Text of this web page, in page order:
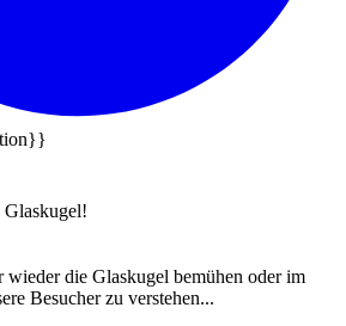
wieder die Glaskugel bemühen oder im
Besucher zu verstehen...